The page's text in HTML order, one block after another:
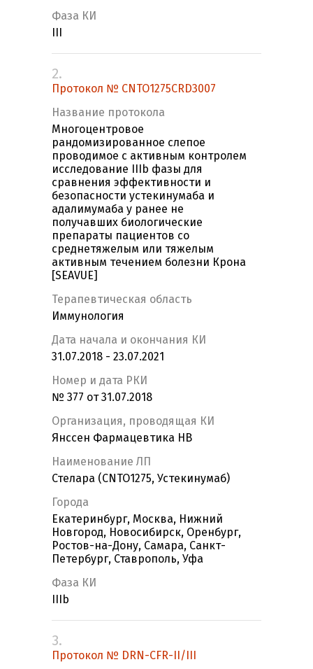
Фаза КИ
2.
Протокол № CNTO1275CRD3007
Название протокола
Многоцентровое
рандомизированное слепое
проводимое с активным контролем
исследование IIIb фазы для
сравнения эффективности и
безопасности устекинумаба и
адалимумаба у ранее не
получавших биологические
препараты пациентов со
среднетяжелым или тяжелым
активным течением болезни Крона
[SEAVUE]
Терапевтическая область
Иммунология
Дата начала и окончания КИ
31.07.2018 - 23.07.2021
Номер и дата РКИ
№ 377 от 31.07.2018
Организация, проводящая КИ
Янссен Фармацевтика НВ
Наименование ЛП
Стелара (CNTO1275, Устекинумаб)
Города
Екатеринбург, Москва, Нижний
Новгород, Новосибирск, Оренбург,
Ростов-на-Дону, Самара, Санкт-
Петербург, Ставрополь, Уфа
Фаза КИ
IIIb
3.
Протокол № DRN-CFR-II/III